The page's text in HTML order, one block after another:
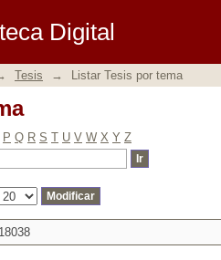
Digital
Tesis → Listar Tesis por tema
P Q R S T U V W X Y Z